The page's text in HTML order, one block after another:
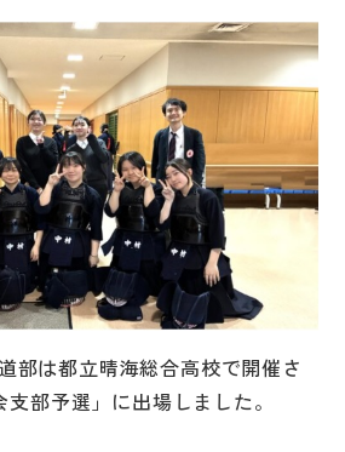
部は都立晴海総合高校で開催さ
部予選」に出場しました。